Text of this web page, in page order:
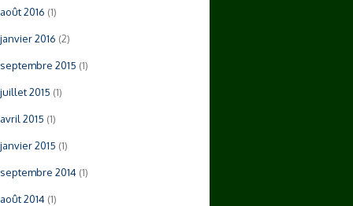
août 2016 (1)
janvier 2016 (2)
septembre 2015 (1)
juillet 2015 (1)
avril 2015 (1)
janvier 2015 (1)
septembre 2014 (1)
août 2014 (1)